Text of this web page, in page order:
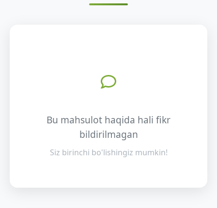
Bu mahsulot haqida hali fikr
bildirilmagan
Siz birinchi bo'lishingiz mumkin!